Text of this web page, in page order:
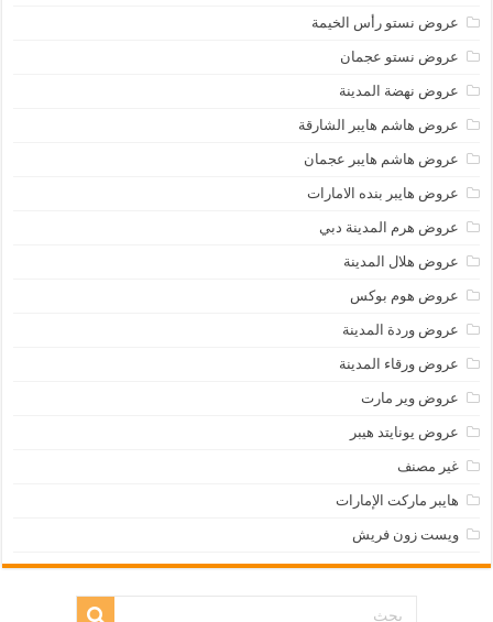
عروض نستو رأس الخيمة
عروض نستو عجمان
عروض نهضة المدينة
عروض هاشم هايبر الشارقة
عروض هاشم هايبر عجمان
عروض هايبر بنده الامارات
عروض هرم المدينة دبي
عروض هلال المدينة
عروض هوم بوكس
عروض وردة المدينة
عروض ورقاء المدينة
عروض وير مارت
عروض يونايتد هيبر
غير مصنف
هايبر ماركت الإمارات
ويست زون فريش